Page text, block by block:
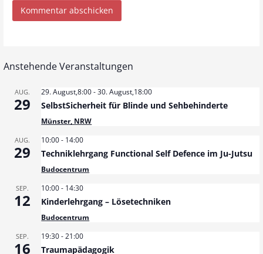
Anstehende Veranstaltungen
AUG.
29
29. August,8:00-30. August,18:00
SelbstSicherheit für Blinde und Sehbehinderte
Münster, NRW
AUG.
29
10:00- 14:00
Techniklehrgang Functional Self Defence im Ju-Jutsu
Budocentrum
SEP.
12
10:00- 14:30
Kinderlehrgang – Lösetechniken
Budocentrum
SEP.
16
19:30-21:00
Traumapädagogik